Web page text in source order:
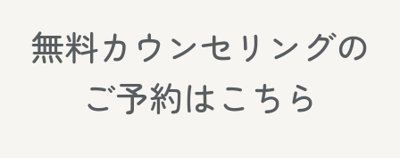
無料カウンセリングの
ご予約はこちら